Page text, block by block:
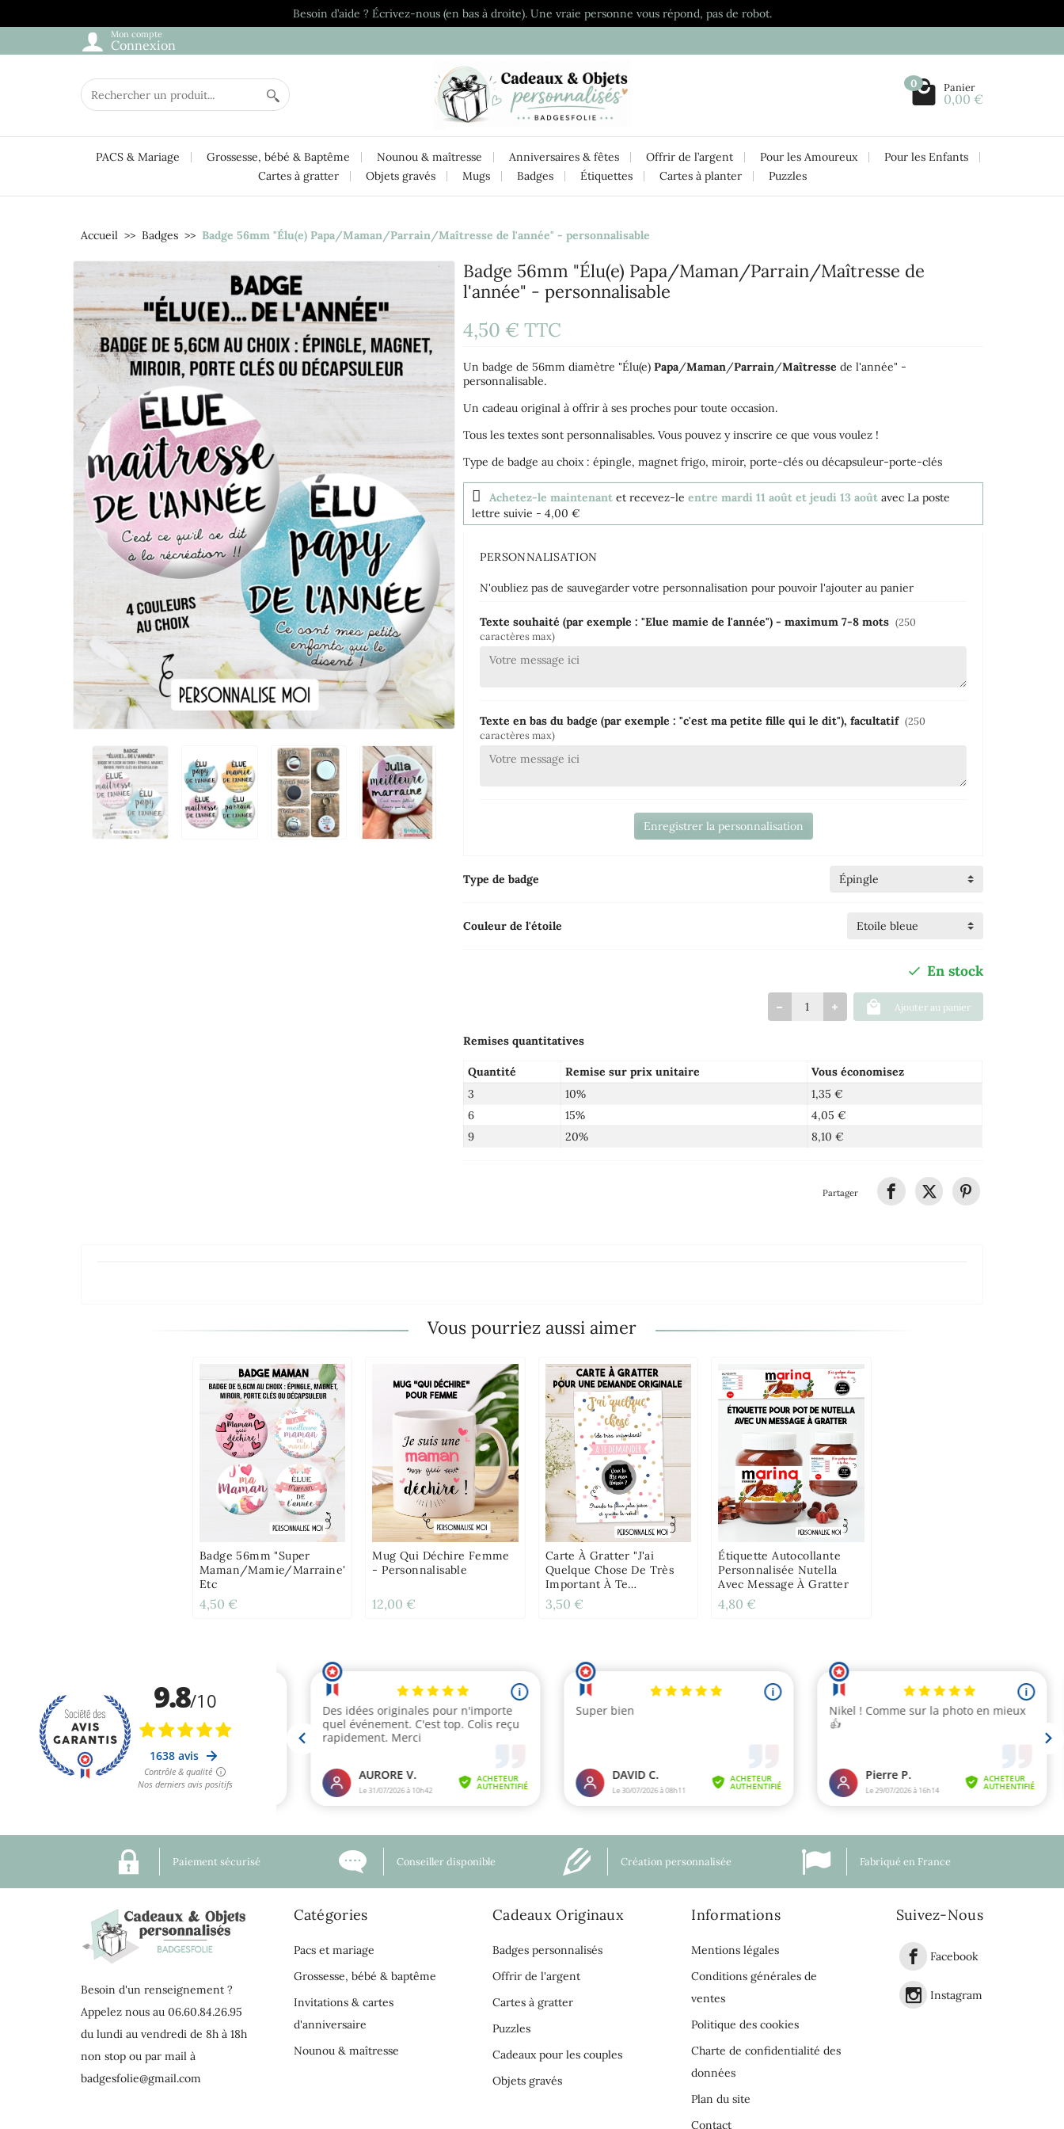
Besoin d’aide ? Écrivez-nous (en bas à droite). Une vraie personne vous répond, pas de robot.
Mon compte
Connexion
0 Panier
0,00 €
PACS & Mariage Grossesse, bébé & Baptême Nounou & maîtresse Anniversaires & fêtes Offrir de l’argent Pour les Amoureux
Pour les Enfants
Cartes à gratter
Objets gravés Mugs Badges Étiquettes Cartes à planter Puzzles
Accueil Badges Badge 56mm "Élu(e) Papa/Maman/Parrain/Maîtresse de l'année" - personnalisable
Badge 56mm "Élu(e) Papa/Maman/Parrain/Maîtresse de
l'année" - personnalisable
4,50 €TTC
Un badge de 56mm diamètre "Élu(e)Papa/Maman/Parrain/Maîtresse de l'année" -
personnalisable.
Un cadeau original à offrir à ses proches pour toute occasion.
Tous les textes sont personnalisables. Vous pouvez y inscrire ce que vous voulez !
Type de badge au choix : épingle, magnet frigo, miroir, porte-clés ou décapsuleur-porte-clés
Achetez-le maintenant et recevez-leentre mardi 11 août et jeudi 13 août avec La poste
lettre suivie - 4,00 €
PERSONNALISATION
N'oubliez pas de sauvegarder votre personnalisation pour pouvoir l'ajouter au panier
Texte souhaité (par exemple : "Elue mamie de l'année") - maximum 7-8 mots (250
caractères max)
Texte en bas du badge (par exemple : "c'est ma petite fille qui le dit"), facultatif (250
caractères max)
Enregistrer la personnalisation
Type de badge
Couleur de l'étoile
En stock
Ajouter au panier
Remises quantitatives
Quantité Remise sur prix unitaire
Vous économisez
3
10%
1,35 €
6
15%
4,05 €
9
20% 8,10 €
Partager
Vous pourriez aussi aimer
Badge 56mm "Super
Maman/Mamie/Marraine"
Etc
4,50 €
Mug Qui Déchire Femme
- Personnalisable
12,00 €
Carte À Gratter "J'ai
Quelque Chose De Très
Important À Te
Demander" Pour Demande
Originale
3,50 €
Étiquette Autocollante
Personnalisée Nutella
Avec Message À Gratter
4,80 €
Paiement sécurisé Conseiller disponible Création personnalisée Fabriqué en France
Besoin d'un renseignement ?
Appelez nous au 06.60.84.26.95
du lundi au vendredi de 8h à 18h
non stop ou par mail à
badgesfolie@gmail.com
Catégories
Pacs et mariage
Grossesse, bébé & baptême
Invitations & cartes
d'anniversaire
Nounou & maîtresse
Cadeaux Originaux
Badges personnalisés
Offrir de l'argent
Cartes à gratter
Puzzles
Cadeaux pour les couples
Objets gravés
Informations
Mentions légales
Conditions générales de
ventes
Politique des cookies
Charte de confidentialité des
données
Plan du site
Contact
Suivez-Nous
Facebook
Instagram